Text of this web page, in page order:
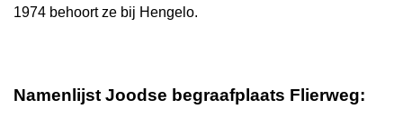
1974 behoort ze bij Hengelo.
Namenlijst Joodse begraafplaats Flierweg: